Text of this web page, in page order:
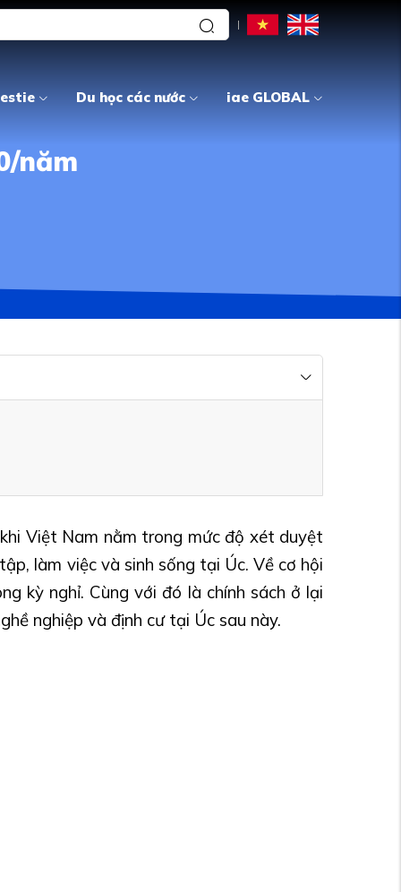
Du học các nước iae GLOBAL
năm
Việt Nam nằm trong mức độ xét duyệt
làm việc và sinh sống tại Úc. Về cơ hội
kỳ nghỉ. Cùng với đó là chính sách ở lại
nghiệp và định cư tại Úc sau này.